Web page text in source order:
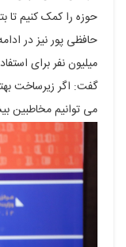
حوزه را کمک کنیم تا
میلیون نفر برای
گفت: اگر زیرساخت
می توانیم مخاطبین